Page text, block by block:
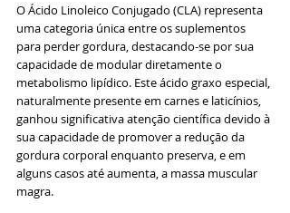
O Ácido Linoleico Conjugado (CLA) representa
uma categoria única entre os suplementos
para perder gordura, destacando-se por sua
capacidade de modular diretamente o
metabolismo lipídico. Este ácido graxo especial,
naturalmente presente em carnes e laticínios,
ganhou significativa atenção científica devido à
sua capacidade de promover a redução da
gordura corporal enquanto preserva, e em
alguns casos até aumenta, a massa muscular
magra.